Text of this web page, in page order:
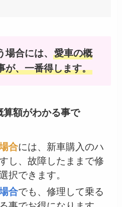
場合には、愛車の概
が、一番得します。
算額がわかる事で
合には、新車購入のハ
し、故障したままで修
択できます。
合でも、修理して乗る